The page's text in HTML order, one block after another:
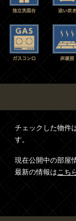
チェックした物件
す。
現在公開中の部屋
最新の情報はこち